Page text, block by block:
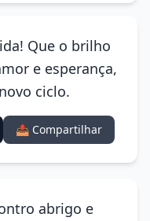
Que o brilho
e esperança,
ciclo.
📤 Compartilhar
abrigo e